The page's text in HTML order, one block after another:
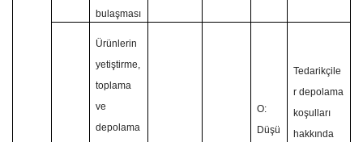
bulaşması
Ürünlerin
yetiştirme,
toplama
ve
depolama
O:
Düşü
Tedarikçile
r depolama
koşulları
hakkında